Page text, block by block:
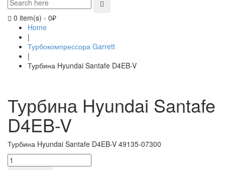
0 item(s) - 0₽
Home
|
Турбокомпрессора Garrett
|
Турбина Hyundai Santafe D4EB-V
Турбина Hyundai Santafe
D4EB-V
Турбина Hyundai Santafe D4EB-V 49135-07300
Количество